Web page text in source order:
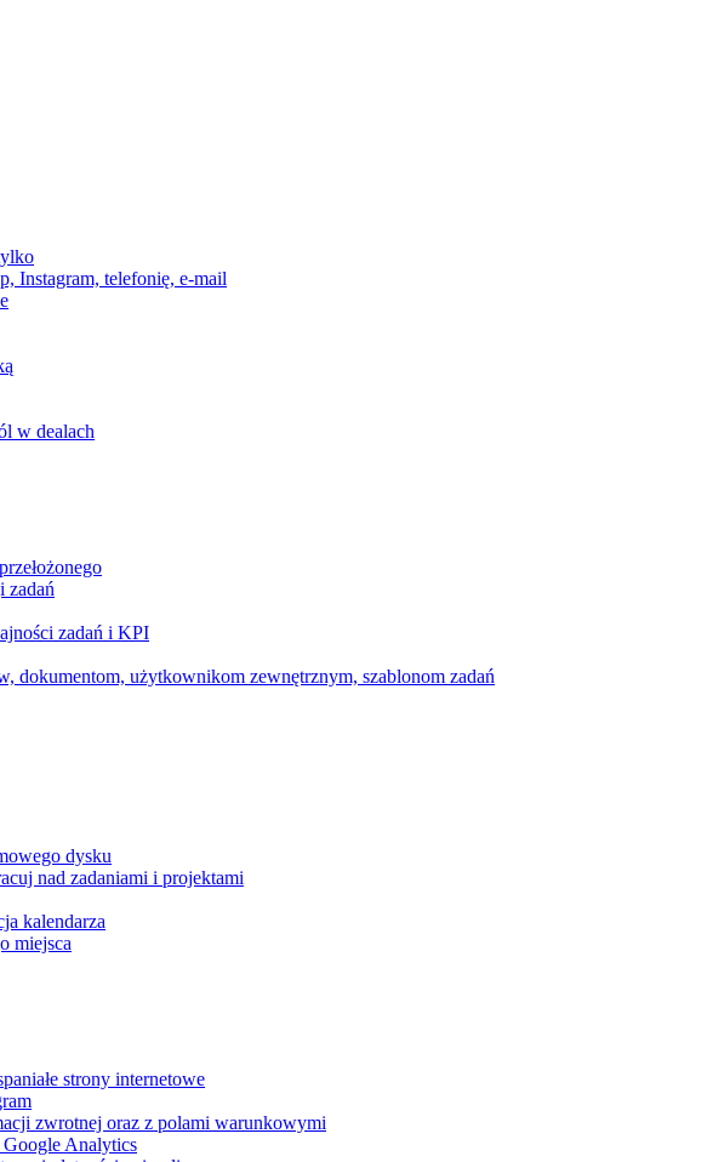
Instagram, telefonię, e-mail
w dealach
zadań
zadań i KPI
dokumentom, użytkownikom zewnętrznym, szablonom zadań
dysku
nad zadaniami i projektami
kalendarza
miejsca
strony internetowe
zwrotnej oraz z polami warunkowymi
Analytics